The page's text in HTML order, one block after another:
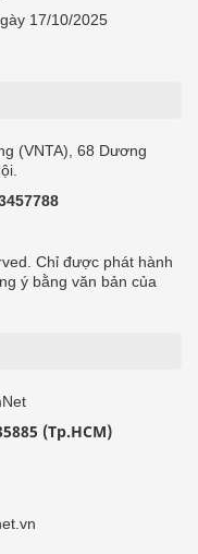
17/10/2025
(VNTA), 68 Dương
Chỉ được phát hành
ý bằng văn bản của
(Tp.HCM)